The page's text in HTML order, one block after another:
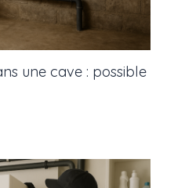
une cave : possible